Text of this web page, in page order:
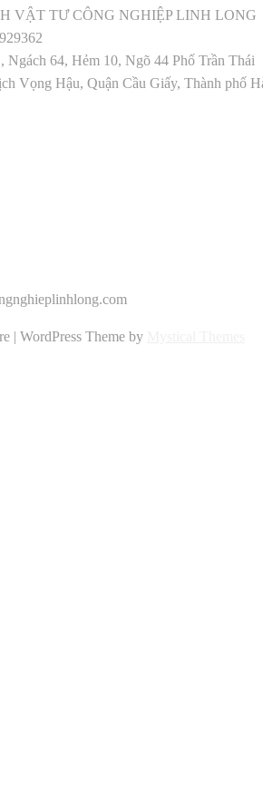
VẬT TƯ CÔNG NGHIỆP LINH LONG
Ngách 64, Hẻm 10, Ngõ 44 Phố Trần Thái
Vọng Hậu, Quận Cầu Giấy, Thành phố
| WordPress Theme by